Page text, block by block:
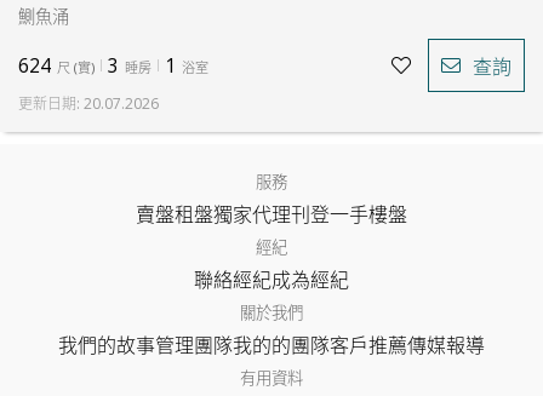
鰂魚涌
624 尺 (實) 3 睡房 1 浴室 查詢
更新日期: 20.07.2026
服務
賣盤租盤獨家代理刊登一手樓盤
經紀
聯絡經紀成為經紀
關於我們
我們的故事管理團隊我的的團隊客戶推薦傳媒報導
有用資料